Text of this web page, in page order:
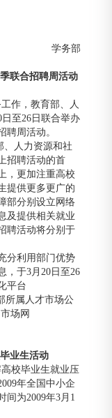
学务部
联合招聘周活动
作，教育部、人
日至26日联合举办
聘周活动。
人力资源和社
招聘活动的首
，更加注重高校
提供更多更广的
部分别设立网络
及提供相关就业
聘活动将分别于
分利用部门优势
，于3月20日至26
平台
所属人才市场公
场网
业生活动
校毕业生就业压
年全国中小企
间为2009年3月1